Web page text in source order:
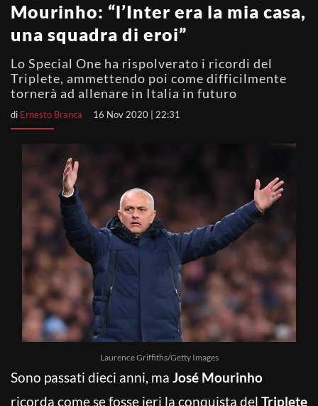
Mourinho: “l’Inter era la mia casa,
una squadra di eroi”
Lo Special One ha rispolverato i ricordi del
Triplete, ammettendo poi come difficilmente
tornerà ad allenare in Italia in futuro
di Ernesto Branca 16 Nov 2020 | 22:31
Laurence Griffiths/Getty Images
Sono passati dieci anni, ma José Mourinho
ricorda come se fosse ieri la conquista del Triplete